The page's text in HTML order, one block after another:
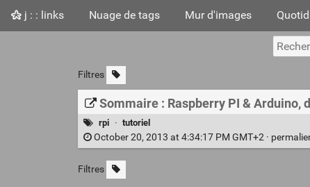
j : : links Nuage de tags Mur d'images
Filtres
Sommaire : Raspberry PI & Arduino,
rpi · tutoriel
October 20, 2013 at 4:34:17 PM GMT+2 ·
Filtres